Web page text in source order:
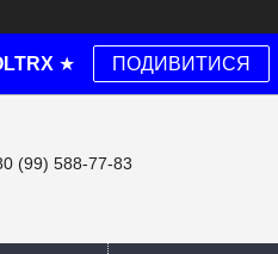
★ ПОДИВИТИСЯ
(99) 588-77-83